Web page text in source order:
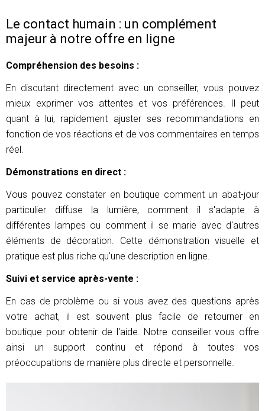
Le contact humain : un complément
majeur à notre offre en ligne
Compréhension des besoins :
En discutant directement avec un conseiller, vous pouvez
mieux exprimer vos attentes et vos préférences. Il peut
quant à lui, rapidement ajuster ses recommandations en
fonction de vos réactions et de vos commentaires en temps
réel.
Démonstrations en direct :
Vous pouvez constater en boutique comment un abat-jour
particulier diffuse la lumière, comment il s'adapte à
différentes lampes ou comment il se marie avec d'autres
éléments de décoration. Cette démonstration visuelle et
pratique est plus riche qu'une description en ligne.
Suivi et service après-vente :
En cas de problème ou si vous avez des questions après
votre achat, il est souvent plus facile de retourner en
boutique pour obtenir de l'aide. Notre conseiller vous offre
ainsi un support continu et répond à toutes vos
préoccupations de manière plus directe et personnelle.